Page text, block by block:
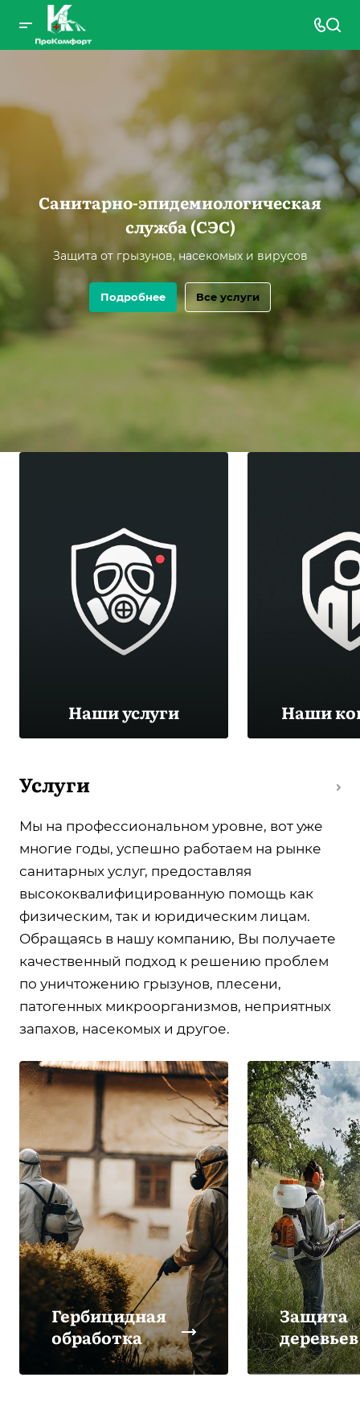
Санитарно-эпидемиологическая
служба (СЭС)
Защита от грызунов, насекомых и вирусов
Подробнее Все услуги
Наши услуги Наши
Услуги
Мы на профессиональном уровне, вот уже
многие годы, успешно работаем на рынке
санитарных услуг, предоставляя
высококвалифицированную помощь как
физическим, так и юридическим лицам.
Обращаясь в нашу компанию, Вы получаете
качественный подход к решению проблем
по уничтожению грызунов, плесени,
патогенных микроорганизмов, неприятных
запахов, насекомых и другое.
Гербицидная
обработка
Защита
деревьев